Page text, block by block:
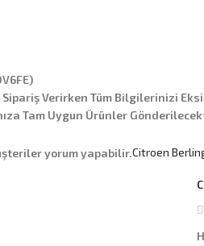
Verirken Tüm Bilgilerinizi
Tam Uygun Ürünler
Citroen
yorum yapabilir.